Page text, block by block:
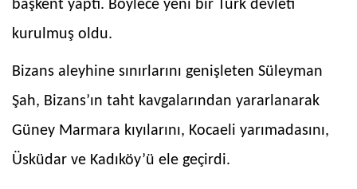
başkent yaptı. Böylece yeni bir Türk devleti
kurulmuş oldu.
Bizans aleyhine sınırlarını genişleten Süleyman
Şah, Bizans’ın taht kavgalarından yararlanarak
Güney Marmara kıyılarını, Kocaeli yarımadasını,
Üsküdar ve Kadıköy’ü ele geçirdi.